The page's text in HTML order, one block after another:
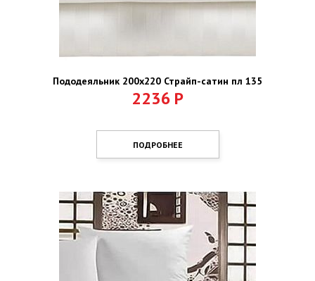
Пододеяльник 200х220 Страйп-сатин пл 135
2236 Р
ПОДРОБНЕЕ